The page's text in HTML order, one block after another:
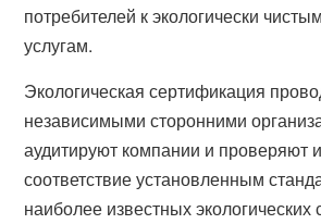
потребителей к экологически
услугам.
Экологическая сертификация
независимыми сторонними
аудитируют компании и проверяют
соответствие установленным
наиболее известных экологических